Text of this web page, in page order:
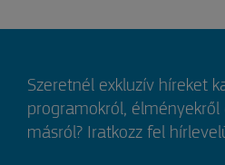
Szeretnél exkluzív híreket
programokról,
másról? Iratkozz fel